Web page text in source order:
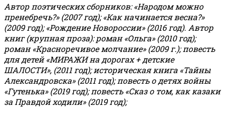
Автор поэтических сборников: «Народом можно
пренебречь?» (2007 год); «Как начинается весна?»
(2009 год); «Рождение Новороссии» (2016 год). Автор
книг (крупная проза): роман «Ольга» (2010 год);
роман «Красноречивое молчание» (2009 г.); повесть
для детей «МИРАЖИ на дорогах + детские
ШАЛОСТИ», (2011 год); историческая книга «Тайны
Александровска» (2011 год); повесть о детях войны
«Гутенька» (2019 год); повесть «Сказ о том, как казаки
за Правдой ходили» (2019 год);